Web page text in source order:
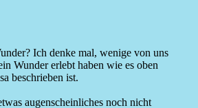
Ich denke mal, wenige von uns
Wunder erlebt haben wie es oben
beschrieben ist.
augenscheinliches noch nicht